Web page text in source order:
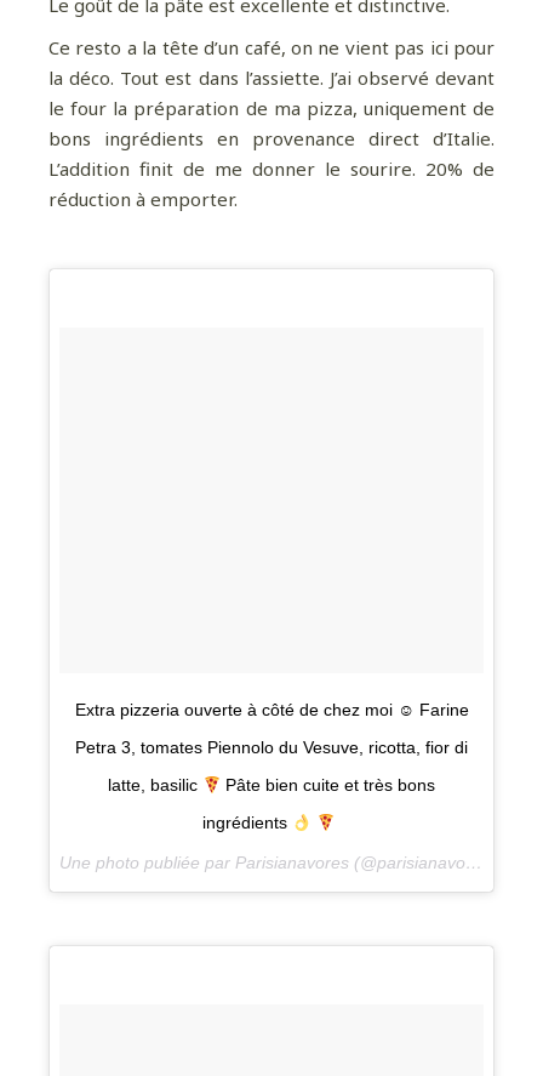
Le goût de la pâte est excellente et distinctive.
Ce resto a la tête d’un café, on ne vient pas ici pour
la déco. Tout est dans l’assiette. J’ai observé devant
le four la préparation de ma pizza, uniquement de
bons ingrédients en provenance direct d’Italie.
L’addition finit de me donner le sourire. 20% de
réduction à emporter.
Extra pizzeria ouverte à côté de chez moi ☺ Farine
Petra 3, tomates Piennolo du Vesuve, ricotta, fior di
latte, basilic
Pâte bien cuite et très bons
ingrédients
Une photo publiée par Parisianavores (@parisianavores) le
Pour davantage de bonnes adresses, de
voyages au coin de la rue et au bout du monde,
suivez-moi sur Instagram!